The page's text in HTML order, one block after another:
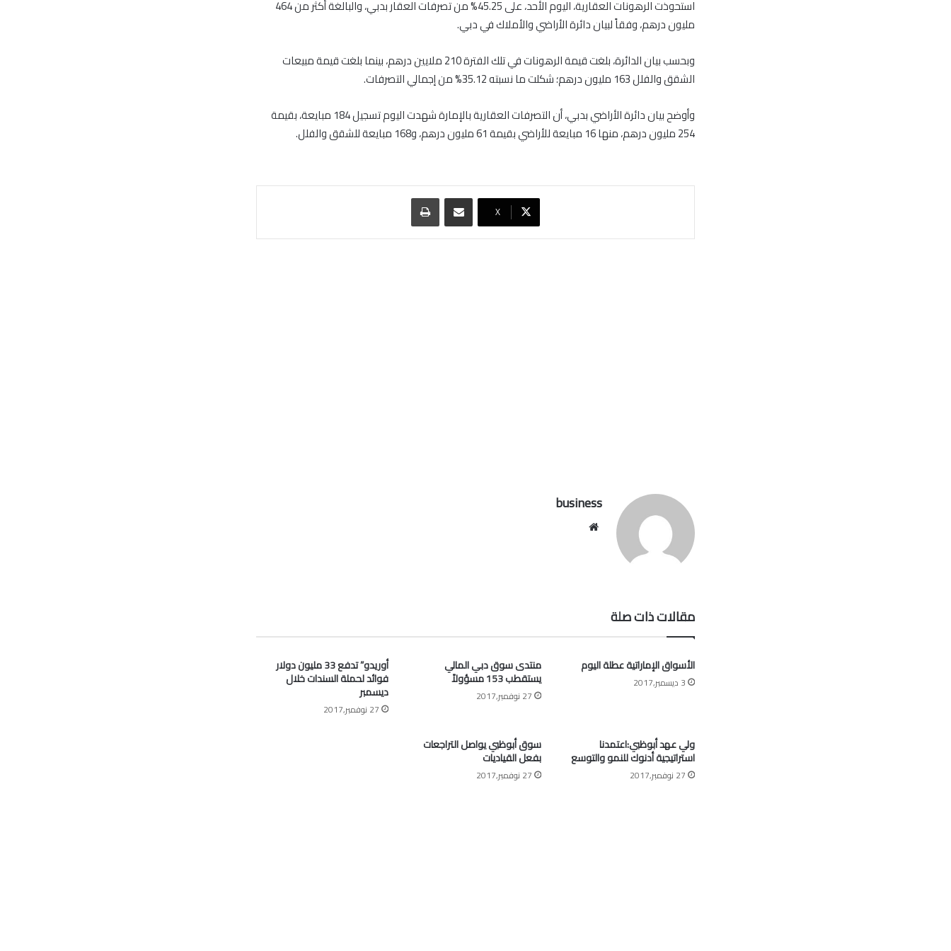
استحوذت الرهونات العقارية، اليوم الأحد، على 45.25% من تصرفات العقار بدبي، والبالغة أكثر من 464
مليون درهم، وفقاً لبيان دائرة الأراضي والأملاك في دبي.
وبحسب بيان الدائرة، بلغت قيمة الرهونات في تلك الفترة 210 ملايين درهم، بينما بلغت قيمة مبيعات
الشقق والفلل 163 مليون درهم؛ شكلت ما نسبته 35.12% من إجمالي التصرفات.
وأوضح بيان دائرة الأراضي بدبي، أن التصرفات العقارية بالإمارة شهدت اليوم تسجيل 184 مبايعة، بقيمة
254 مليون درهم، منها 16 مبايعة للأراضي بقيمة 61 مليون درهم، و168 مبايعة للشقق والفلل.
‫X
مشاركة عبر البريد طباعة
business
مقالات ذات صلة
الأسواق الإماراتية عطلة اليوم
3 ديسمبر,2017
منتدى سوق دبي المالي
يستقطب 153 مسؤولاً
27 نوفمبر,2017
أوريدو” تدفع 33 مليون دولار
فوائد لحملة السندات خلال
ديسمبر
27 نوفمبر,2017
ولي عهد أبوظبي:اعتمدنا
استراتيجية أدنوك للنمو والتوسع
27 نوفمبر,2017
سوق أبوظبي يواصل التراجعات
بفعل القياديات
27 نوفمبر,2017